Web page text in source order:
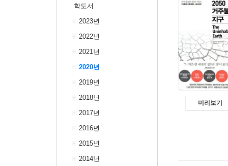
학도서
2023년
2022년
2021년
2020년
2019년
2018년
2017년
2016년
2015년
2014년
미리보기